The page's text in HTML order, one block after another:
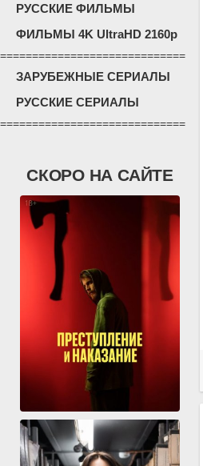
РУССКИЕ ФИЛЬМЫ
ФИЛЬМЫ 4K UltraHD 2160p
=============================
ЗАРУБЕЖНЫЕ СЕРИАЛЫ
РУССКИЕ СЕРИАЛЫ
=============================
СКОРО НА САЙТЕ